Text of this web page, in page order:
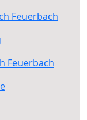
Feuerbach
Feuerbach